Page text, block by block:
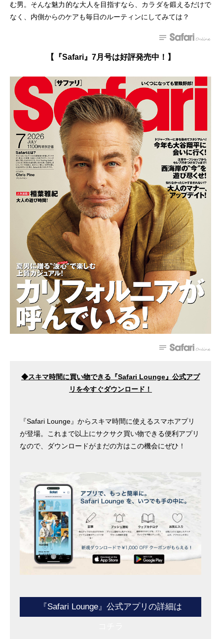
む男。そんな魅力的な大人を目指すなら、カラダを鍛えるだけで
なく、内側からのケアも毎日のルーティンにしてみては？
【『Safari』7月号は好評発売中！】
◆スキマ時間に買い物できる『Safari Lounge』公式アプ
リを今すぐダウンロード ！
『Safari Lounge』からスキマ時間に使えるスマホアプリ
が登場。これまで以上にサクサク買い物できる便利アプリ
なので、ダウンロードがまだの方はこの機会にぜひ！
『Safari Lounge』公式アプリの詳細は